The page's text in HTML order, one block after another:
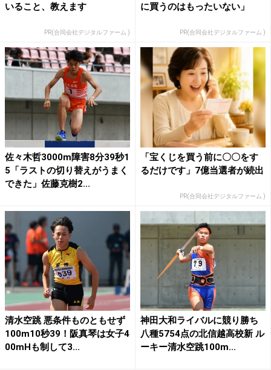
いること、教えます
PR(合同会社デジタルファーム )
に買うのはもったいない」
PR(合同会社デジタルファーム )
佐々木哲3000m障害8分39秒1
5「ラストの切り替えがうまく
できた」佐藤克樹2...
「宝くじを買う前に〇〇をす
るだけです」7億当選者が続出
PR(合同会社デジタルファーム )
清水空跳 悪条件ものともせず
100m10秒39！阪真琴は女子4
00mHも制して3...
神田大和ライバルに競り勝ち
八種5754点の北信越高校新 ル
ーキー清水空跳100m...